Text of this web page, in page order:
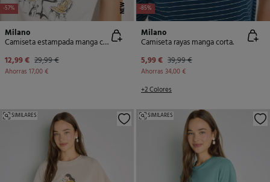
-57% NEW
Milano
Camiseta estampada manga corta
12,99 € 29,99 €
Ahorras 17,00 €
-85%
Milano
Camiseta rayas manga corta.
5,99 € 39,99 €
Ahorras 34,00 €
+2 Colores
SIMILARES SIMILARES